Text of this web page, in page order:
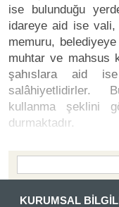
ise bulunduğu
idareye aid ise
memuru,
muhtar ve mahsus
şahıslara aid
salâhiyetlidirler.
kullanma şeklini
durmaktadır.
KURUMSAL